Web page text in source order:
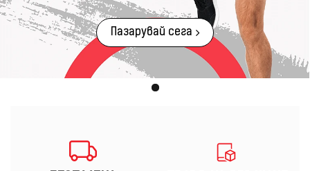
Пазарувай сега